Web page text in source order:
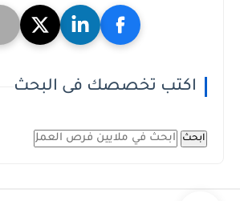
اكتب تخصصك فى البحث
ابحث